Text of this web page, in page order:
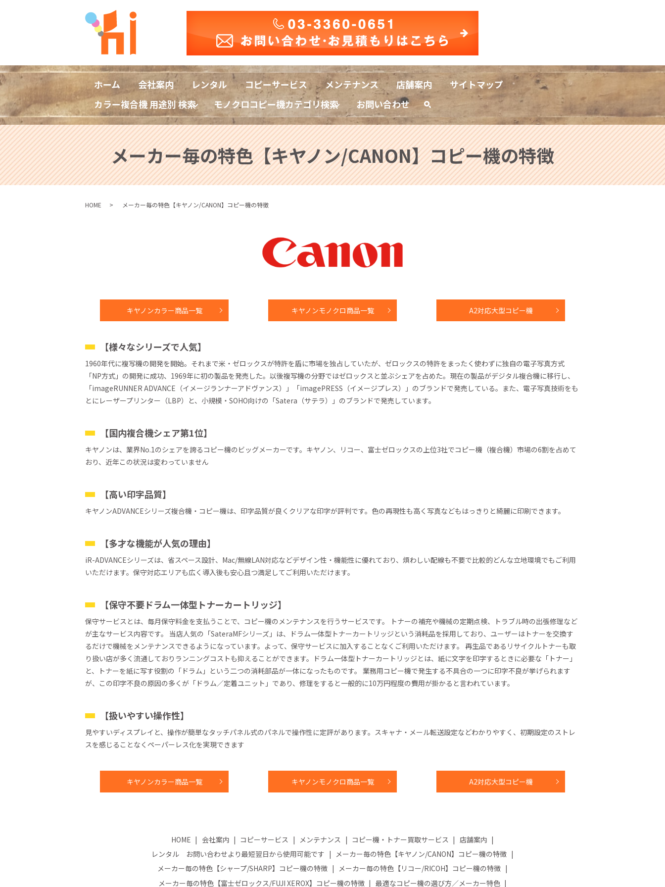
ホーム 会社案内 レンタル コピーサービス メンテナンス 店舗案内
サイトマップ
カラー複合機 用途別 検索
モノクロコピー機カテゴリ検索 お問い合わせ search
メーカー毎の特色【キヤノン/CANON】コピー機の特徴
HOME メーカー毎の特色【キヤノン/CANON】コピー機の特徴
キヤノンカラー商品一覧 キヤノンモノクロ商品一覧 A2対応大型コピー機
【様々なシリーズで人気】
1960年代に複写機の開発を開始。それまで米・ゼロックスが特許を盾に市場を独占していたが、ゼロックスの特許をまったく使わずに独自の電子写真方式
「NP方式」の開発に成功、1969年に初の製品を発売した。以後複写機の分野ではゼロックスと並ぶシェアを占めた。現在の製品がデジタル複合機に移行し、
「imageRUNNER ADVANCE（イメージランナーアドヴァンス）」「imagePRESS（イメージプレス）」のブランドで発売している。また、電子写真技術をも
とにレーザープリンター（LBP）と、小規模・SOHO向けの「Satera（サテラ）」のブランドで発売しています。
【国内複合機シェア第1位】
キヤノンは、業界No.1のシェアを誇るコピー機のビッグメーカーです。キヤノン、リコー、富士ゼロックスの上位3社でコピー機（複合機）市場の6割を占めて
おり、近年この状況は変わっていません
【高い印字品質】
キヤノンADVANCEシリーズ複合機・コピー機は、印字品質が良くクリアな印字が評判です。色の再現性も高く写真などもはっきりと綺麗に印刷できます。
【多才な機能が人気の理由】
iR-ADVANCEシリーズは、省スペース設計、Mac/無線LAN対応などデザイン性・機能性に優れており、煩わしい配線も不要で比較的どんな立地環境でもご利用
いただけます。保守対応エリアも広く導入後も安心且つ満足してご利用いただけます。
【保守不要ドラム一体型トナーカートリッジ】
保守サービスとは、毎月保守料金を支払うことで、コピー機のメンテナンスを行うサービスです。 トナーの補充や機械の定期点検、トラブル時の出張修理など
が主なサービス内容です。 当店人気の「SateraMFシリーズ」は、ドラム一体型トナーカートリッジという消耗品を採用しており、ユーザーはトナーを交換す
るだけで機械をメンテナンスできるようになっています。よって、保守サービスに加入することなくご利用いただけます。 再生品であるリサイクルトナーも取
り扱い店が多く流通しておりランニングコストも抑えることができます。ドラム一体型トナーカートリッジとは、紙に文字を印字するときに必要な「トナー」
と、トナーを紙に写す役割の「ドラム」という二つの消耗部品が一体になったものです。 業務用コピー機で発生する不具合の一つに印字不良が挙げられます
が、この印字不良の原因の多くが「ドラム／定着ユニット」であり、修理をすると一般的に10万円程度の費用が掛かると言われています。
【扱いやすい操作性】
見やすいディスプレイと、操作が簡単なタッチパネル式のパネルで操作性に定評があります。スキャナ・メール転送設定などわかりやすく、初期設定のストレ
スを感じることなくペーパーレス化を実現できます
キヤノンカラー商品一覧 キヤノンモノクロ商品一覧 A2対応大型コピー機
HOME 会社案内 コピーサービス メンテナンス コピー機・トナー買取サービス
店舗案内
レンタル お問い合わせより最短翌日から使用可能です
メーカー毎の特色【キヤノン/CANON】コピー機の特徴
メーカー毎の特色【シャープ/SHARP】コピー機の特徴
メーカー毎の特色【リコー/RICOH】コピー機の特徴
メーカー毎の特色【富士ゼロックス/FUJI XEROX】コピー機の特徴
最適なコピー機の選び方／メーカー特色